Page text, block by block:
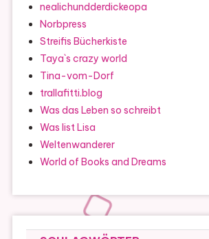
nealichundderdickeopa
Norbpress
Streifis Bücherkiste
Taya`s crazy world
Tina-vom-Dorf
trallafitti.blog
Was das Leben so schreibt
Was list Lisa
Weltenwanderer
World of Books and Dreams